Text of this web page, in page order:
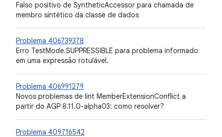
Falso positivo de SyntheticAccessor para chamada de
membro sintético da classe de dados
Problema 406739378
Erro TestMode.SUPPRESSIBLE para problema informado
em uma expressão rotulável.
Problema 406991279
Novos problemas de lint MemberExtensionConflict a
partir do AGP 8.11.0-alpha03: como resolver?
Problema 409716542